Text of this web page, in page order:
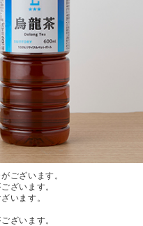
ございます。
ざいます。
います。
ざいます。